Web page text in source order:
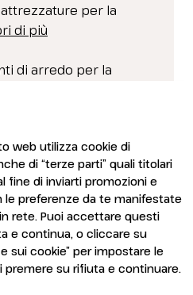
per la
di più
di arredo per la
concept
coperture e accessori
e realizzazione di
Scopri di più
e outdoor,
sportiva e il
web utilizza cookie di
di “terze parti” quali titolari
fine di inviarti promozioni e
le preferenze da te manifestate
rete. Puoi accettare questi
e continua, o cliccare su
sui cookie” per impostare le
su rifiuta e continuare.